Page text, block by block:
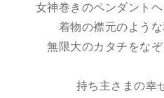
女神巻きのペンダント
着物の襟元のよう
無限大のカタチをな
持ち主さまの幸